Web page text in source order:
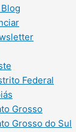
Federal
Grosso
Grosso do Sul